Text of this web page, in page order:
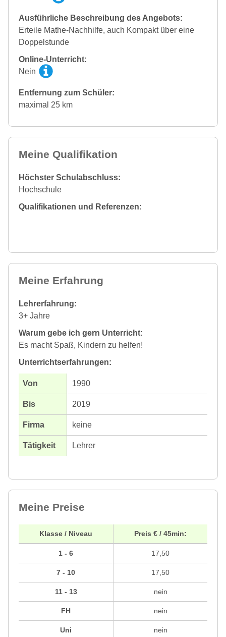
Ausführliche Beschreibung des Angebots:
Erteile Mathe-Nachhilfe, auch Kompakt über eine
Doppelstunde
Online-Unterricht:
Nein
Entfernung zum Schüler:
maximal 25 km
Meine Qualifikation
Höchster Schulabschluss:
Hochschule
Qualifikationen und Referenzen:
Meine Erfahrung
Lehrerfahrung:
3+ Jahre
Warum gebe ich gern Unterricht:
Es macht Spaß, Kindern zu helfen!
Unterrichtserfahrungen:
1990
2019
keine
Lehrer
Meine Preise
Klasse / Niveau
1 - 6
7 - 10
11 - 13
FH
Uni
Preis € / 45min:
17,50
17,50
nein
nein
nein